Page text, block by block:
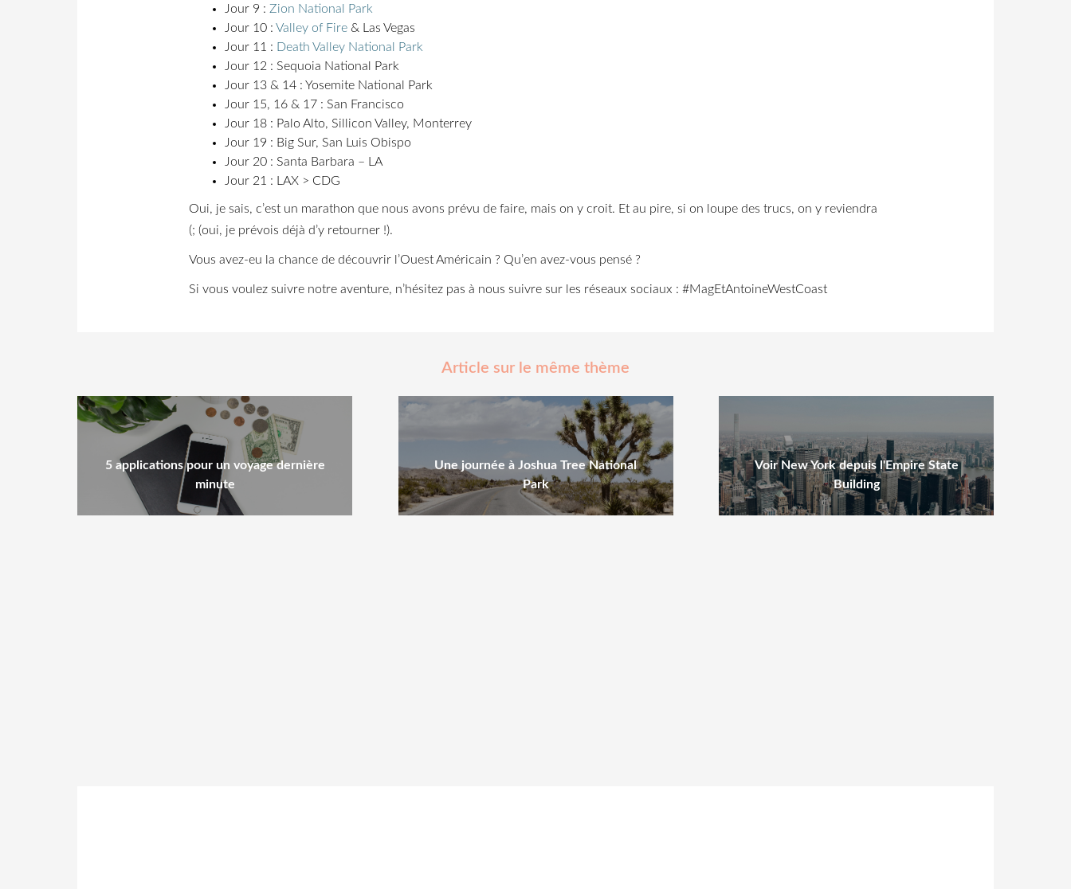
Jour 9 : Zion National Park
Jour 10 : Valley of Fire & Las Vegas
Jour 11 : Death Valley National Park
Jour 12 : Sequoia National Park
Jour 13 & 14 : Yosemite National Park
Jour 15, 16 & 17 : San Francisco
Jour 18 : Palo Alto, Sillicon Valley, Monterrey
Jour 19 : Big Sur, San Luis Obispo
Jour 20 : Santa Barbara – LA
Jour 21 : LAX > CDG
Oui, je sais, c’est un marathon que nous avons prévu de faire, mais on y croit. Et au pire, si on loupe des trucs, on y reviendra
(; (oui, je prévois déjà d’y retourner !).
Vous avez-eu la chance de découvrir l’Ouest Américain ? Qu’en avez-vous pensé ?
Si vous voulez suivre notre aventure, n’hésitez pas à nous suivre sur les réseaux sociaux : #MagEtAntoineWestCoast
Article sur le même thème
5 applications pour un voyage dernière
minute
Une journée à Joshua Tree National
Park
Voir New York depuis l'Empire State
Building